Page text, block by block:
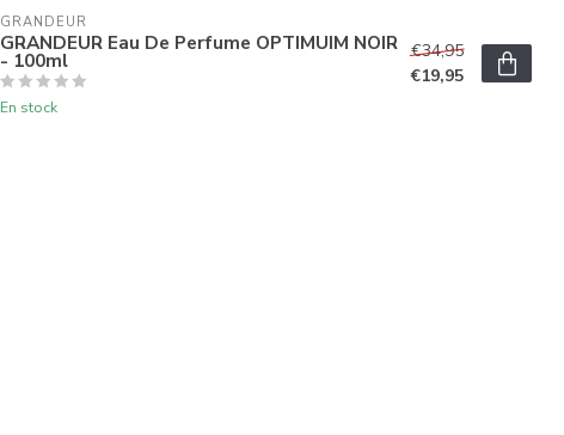
GRANDEUR
GRANDEUR Eau De Perfume OPTIMUIM NOIR
- 100ml
En stock
€34,95
€19,95